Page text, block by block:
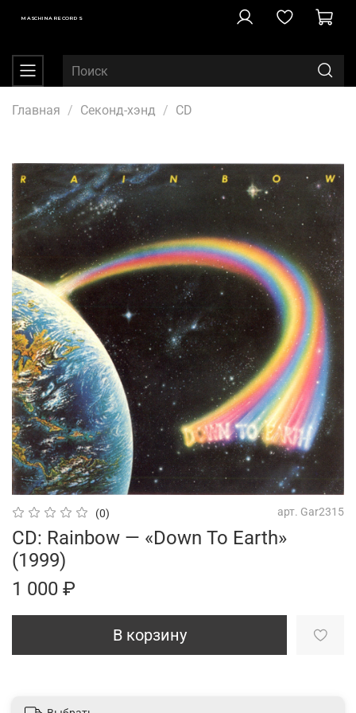
MASCHINA RECORDS
Главная Секонд-хэнд CD
(0) арт. Gar2315
CD: Rainbow — «Down To Earth»
(1999)
1 000 ₽
В корзину